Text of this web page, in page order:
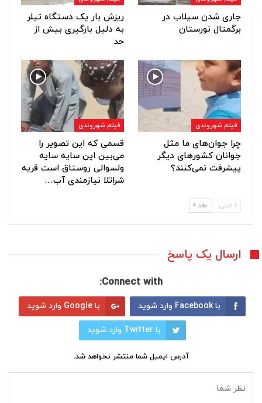
جاری شدن سیلاب در
برگمتال نورستان
ریزش بار یک دستگاه تیلر
به دلیل بارگیری بیش از
حد
فیلم شهروندی
چرا جوان‌های ما مثل
جوانان کشورهای دیگر
پیشرفت نمی‌کنند؟
فیلم شهروندی
قسمی که این تصویر را
می‌بین این سایه سایه
ولسوالی روستاق است قریه
شراتلا نیازمندی آب…
قبلی بعد
ارسال یک پاسخ
Connect with:
با Facebook وارد شوید با Google وارد شوید
با Twitter وارد شوید
آدرس ایمیل شما منتشر نخواهد شد.